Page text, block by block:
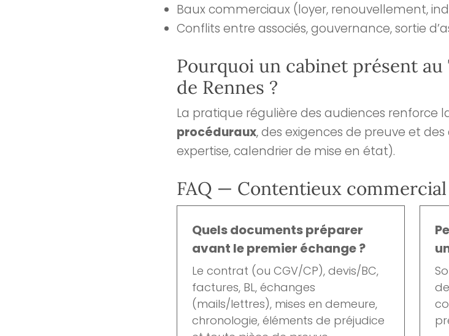
Baux commerciaux (loyer, renouvellement,
Conflits entre associés, gouvernance, sortie
Pourquoi un cabinet présent
de Rennes ?
La pratique régulière des audiences renforce
procéduraux, des exigences de preuve et
expertise, calendrier de mise en état).
FAQ — Contentieux commercial
Quels documents préparer
avant le premier échange ?
Le contrat (ou CGV/CP), devis/BC,
factures, BL, échanges
(mails/lettres), mises en demeure,
chronologie, éléments de préjudice